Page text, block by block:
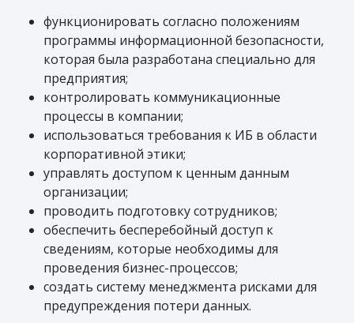
функционировать согласно положениям
программы информационной безопасности,
которая была разработана специально для
предприятия;
контролировать коммуникационные
процессы в компании;
использоваться требования к ИБ в области
корпоративной этики;
управлять доступом к ценным данным
организации;
проводить подготовку сотрудников;
обеспечить бесперебойный доступ к
сведениям, которые необходимы для
проведения бизнес-процессов;
создать систему менеджмента рисками для
предупреждения потери данных.